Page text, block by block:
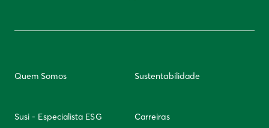
Quem Somos Sustentabilidade
Susi - Especialista ESG Carreiras